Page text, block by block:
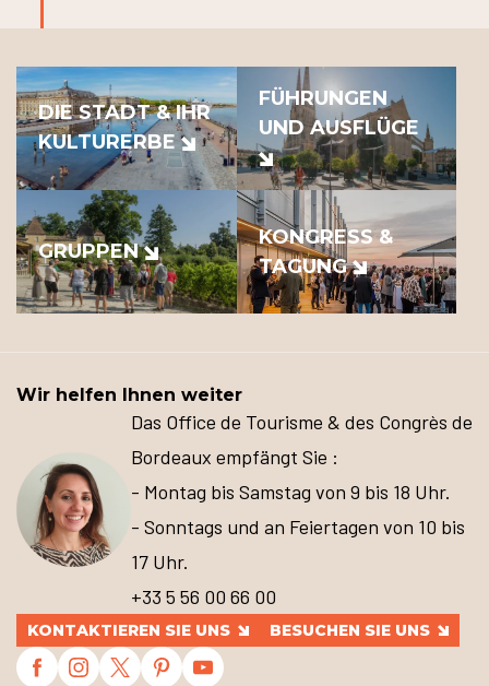
DIE STADT & IHR
KULTURERBE
FÜHRUNGEN
UND AUSFLÜGE
GRUPPEN
KONGRESS &
TAGUNG
Wir helfen Ihnen weiter
Das Office de Tourisme & des Congrès de
Bordeaux empfängt Sie :
- Montag bis Samstag von 9 bis 18 Uhr.
- Sonntags und an Feiertagen von 10 bis
17 Uhr.
+33 5 56 00 66 00
KONTAKTIEREN SIE UNS BESUCHEN SIE UNS